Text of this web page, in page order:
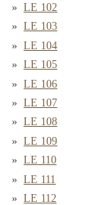
LE 102
LE 103
LE 104
LE 105
LE 106
LE 107
LE 108
LE 109
LE 110
LE 111
LE 112